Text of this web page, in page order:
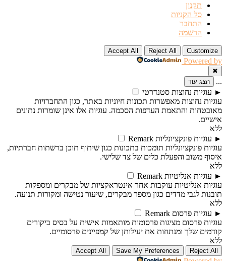
תקנון
סל הקניות
התחבר
הרשמה
Customize
Reject All
Accept All
Powered by
✖
... הצג עוד
► עוגיות נחוצות סטנדרטי
עוגיות נחוצות מאפשרות תכונות חיוניות באתר, כגון התחברויות
מאובטחות והתאמת העדפות הסכמה. עוגיות אלו אינן שומרות נתונים
אישיים.
ללא
► עוגיות פונקציונליות Remark
עוגיות פונקציונליות תומכות בתכונות כגון שיתוף תוכן ברשתות חברתיות,
איסוף משוב והפעלת כלים של צד שלישי.
ללא
► עוגיות אנליטיות Remark
עוגיות אנליטיות עוקבות אחר אינטראקציות של מבקרים ומספקות
תובנות לגבי מדדים כגון מספר מבקרים, שיעור נטישה ומקורות תנועה.
ללא
► עוגיות פרסום Remark
עוגיות פרסום מציגות פרסומות מותאמות אישית על בסיס ביקורים
קודמים שלך ומנתחות את יעילותן של קמפיינים פרסומיים.
ללא
Reject All
Save My Preferences
Accept All